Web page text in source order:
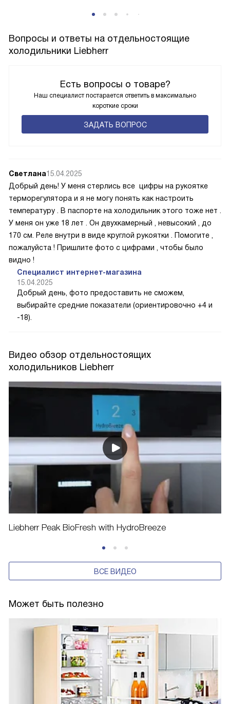
Вопросы и ответы на отдельностоящие
холодильники Liebherr
Есть вопросы о товаре?
Наш специалист постарается ответить в максимально
короткие сроки
ЗАДАТЬ ВОПРОС
Светлана15.04.2025
Добрый день! У меня стерлись все цифры на рукоятке
терморегулятора и я не могу понять как настроить
температуру . В паспорте на холодильник этого тоже нет .
У меня он уже 18 лет . Он двухкамерный , невысокий , до
170 см. Реле внутри в виде круглой рукоятки . Помогите ,
пожалуйста ! Пришлите фото с цифрами , чтобы было
видно !
Специалист интернет-магазина
15.04.2025
Добрый день, фото предоставить не сможем,
выбирайте средние показатели (ориентировочно +4 и
-18).
Видео обзор отдельностоящих
холодильников Liebherr
Liebherr Peak BioFresh with HydroBreeze
ВСЕ ВИДЕО
Может быть полезно